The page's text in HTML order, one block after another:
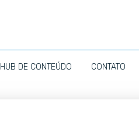
HUB DE CONTEÚDO CONTATO